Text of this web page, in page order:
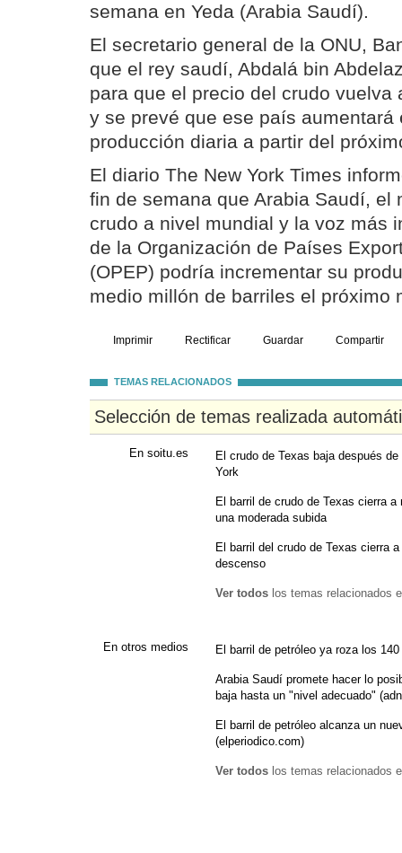
semana en Yeda (Arabia Saudí).
El secretario general de la ONU,
que el rey saudí, Abdalá bin
para que el precio del crudo vuelva
y se prevé que ese país aumentará
producción diaria a partir del
El diario The New York Times
fin de semana que Arabia Saudí, el
crudo a nivel mundial y la voz más
de la Organización de Países
(OPEP) podría incrementar su
medio millón de barriles el próximo
Imprimir Rectificar Guardar Compartir
TEMAS RELACIONADOS
Selección de temas realizada
En soitu.es
El crudo de Texas baja después
York
El barril de crudo de Texas cierra
una moderada subida
El barril del crudo de Texas cierra
descenso
Ver todos los temas relacionados
En otros medios El barril de petróleo ya roza los
Arabia Saudí promete hacer lo
baja hasta un "nivel adecuado"
El barril de petróleo alcanza un
(elperiodico.com)
Ver todos los temas relacionados